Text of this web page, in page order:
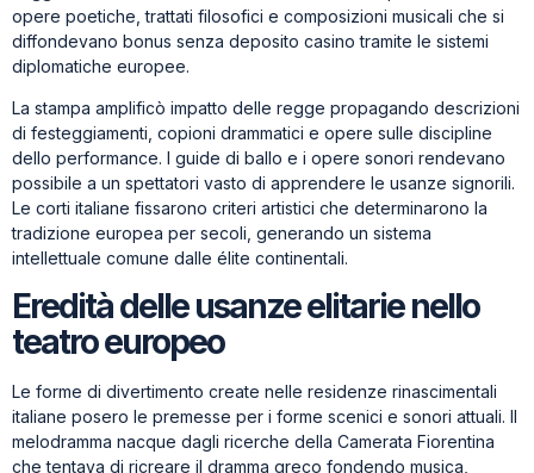
opere poetiche, trattati filosofici e composizioni musicali che si
diffondevano bonus senza deposito casino tramite le sistemi
diplomatiche europee.
La stampa amplificò impatto delle regge propagando descrizioni
di festeggiamenti, copioni drammatici e opere sulle discipline
dello performance. I guide di ballo e i opere sonori rendevano
possibile a un spettatori vasto di apprendere le usanze signorili.
Le corti italiane fissarono criteri artistici che determinarono la
tradizione europea per secoli, generando un sistema
intellettuale comune dalle élite continentali.
Eredità delle usanze elitarie nello
teatro europeo
Le forme di divertimento create nelle residenze rinascimentali
italiane posero le premesse per i forme scenici e sonori attuali. Il
melodramma nacque dagli ricerche della Camerata Fiorentina
che tentava di ricreare il dramma greco fondendo musica,